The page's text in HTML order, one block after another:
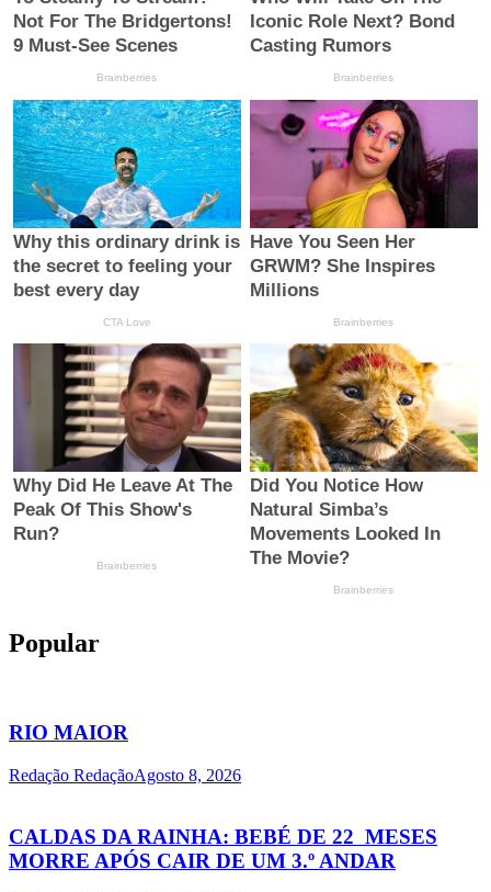
Popular
RIO MAIOR
Redação RedaçãoAgosto 8, 2026
CALDAS DA RAINHA: BEBÉ DE 22 MESES
MORRE APÓS CAIR DE UM 3.º ANDAR